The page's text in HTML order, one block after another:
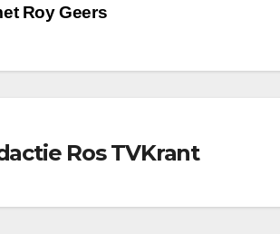
Roy Geers
Ros TVKrant